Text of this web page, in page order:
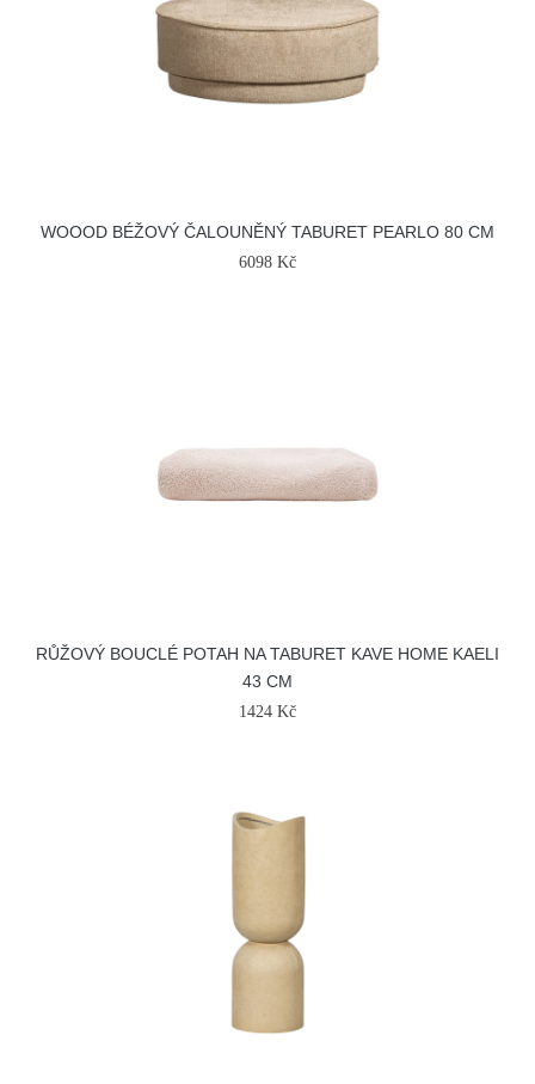
WOOOD BÉŽOVÝ ČALOUNĚNÝ TABURET PEARLO 80 CM
6098 Kč
RŮŽOVÝ BOUCLÉ POTAH NA TABURET KAVE HOME KAELI
43 CM
1424 Kč